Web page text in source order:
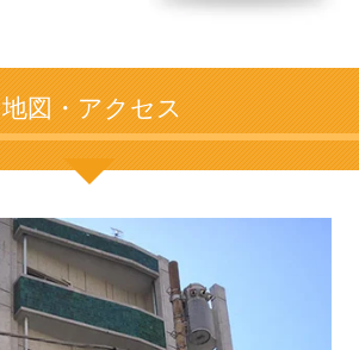
地図・アクセス